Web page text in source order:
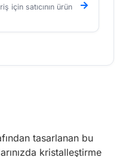
için satıcının ürün
tasarlanan bu
kristalleştirme